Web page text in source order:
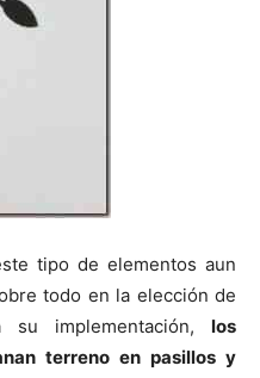
tipo de elementos aun
todo en la elección de
su implementación, los
terreno en pasillos y